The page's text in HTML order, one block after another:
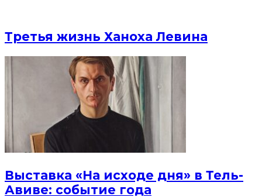
Третья жизнь Ханоха Левина
Выставка «На исходе дня» в Тель-
Авиве: событие года